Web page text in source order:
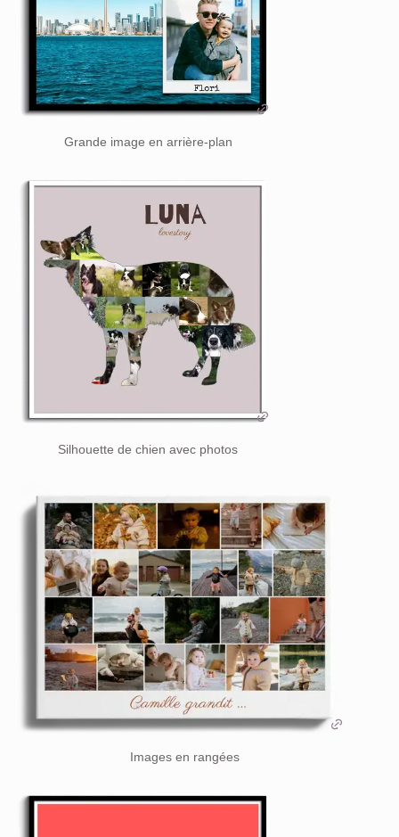
Grande image en arrière-plan
Silhouette de chien avec photos
Images en rangées